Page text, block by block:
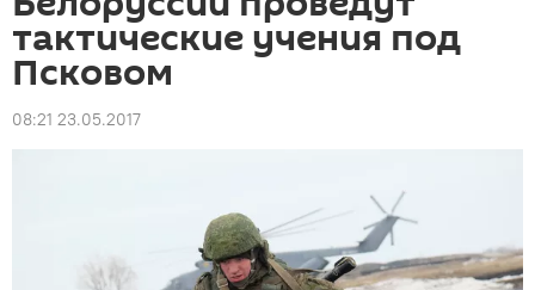
тактические учения под
Псковом
08:21 23.05.2017